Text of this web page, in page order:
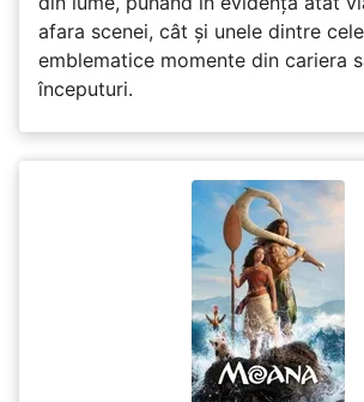
afara scenei, cât și unele dintre
emblematice momente din cariera
începuturi.